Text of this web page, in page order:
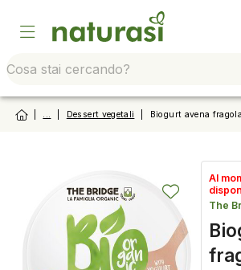
Dessert vegetali Biogurt avena fragola
The
Al